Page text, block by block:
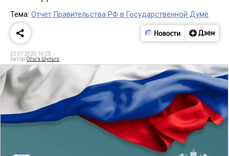
Тема: Отчет Правительства РФ в Государственной Думе
22.07.2020 10:25
Автор:Ольга Шульга